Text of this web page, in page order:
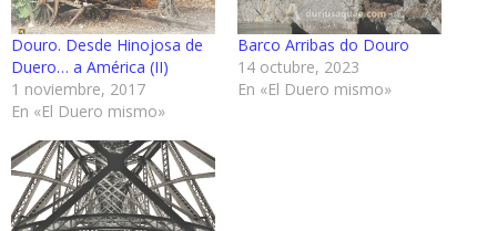
Douro. Desde Hinojosa de
Duero… a América (II)
1 noviembre, 2017
En «El Duero mismo»
Barco Arribas do Douro
14 octubre, 2023
En «El Duero mismo»